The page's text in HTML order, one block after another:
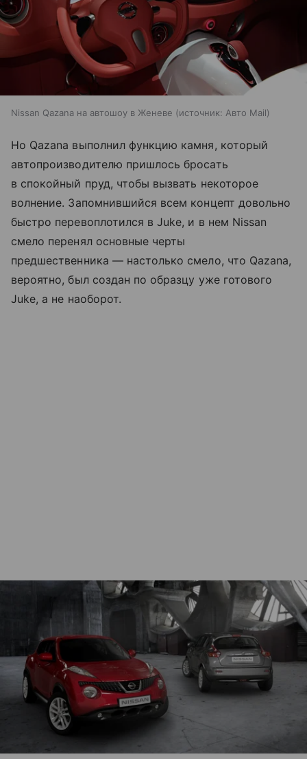
Nissan Qazana на автошоу в Женеве источник: Авто Mail
Но Qazana выполнил функцию камня, который
автопроизводителю пришлось бросать
в спокойный пруд, чтобы вызвать некоторое
волнение. Запомнившийся всем концепт довольно
быстро перевоплотился в Juke, и в нем Nissan
смело перенял основные черты
предшественника — настолько смело, что Qazana,
вероятно, был создан по образцу уже готового
Juke, а не наоборот.